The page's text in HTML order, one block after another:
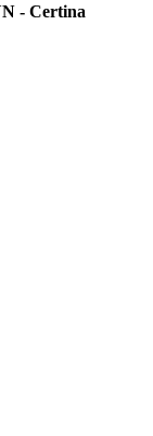
- Certina